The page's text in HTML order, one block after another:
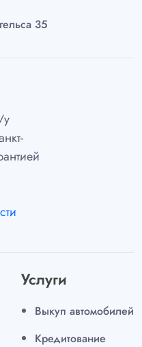
35
Услуги
Выкуп автомобилей
Кредитование